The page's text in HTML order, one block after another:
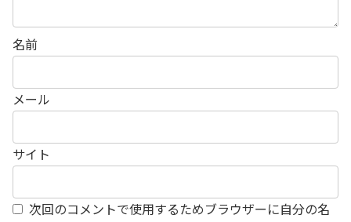
名前
メール
サイト
次回のコメントで使用するためブラウザーに自分の名